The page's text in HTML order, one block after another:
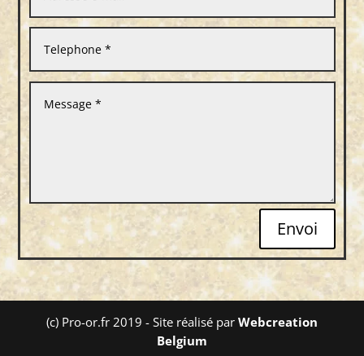
Envoi
(c) Pro-or.fr 2019 - Site réalisé par Webcreation
Belgium